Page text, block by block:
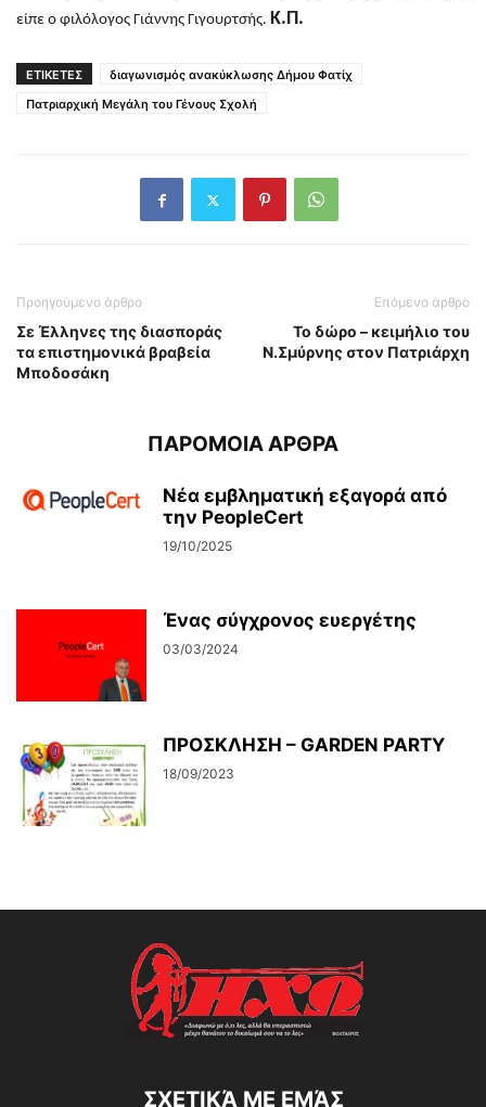
είπε ο φιλόλογος Γιάννης Γιγουρτσής. Κ.Π.
ΕΤΙΚΕΤΕΣ
διαγωνισμός ανακύκλωσης Δήμου Φατίχ
Πατριαρχική Μεγάλη του Γένους Σχολή
Προηγούμενο άρθρο
Σε Έλληνες της διασποράς
τα επιστημονικά βραβεία
Μποδοσάκη
Επόμενο άρθρο
Το δώρο – κειμήλιο του
Ν.Σμύρνης στον Πατριάρχη
ΠΑΡΟΜΟΙΑ ΑΡΘΡΑ
Νέα εμβληματική εξαγορά από
την PeopleCert
19/10/2025
Ένας σύγχρονος ευεργέτης
03/03/2024
ΠΡΟΣΚΛΗΣΗ – GARDEN PARTY
18/09/2023
ΣΧΕΤΙΚΆ ΜΕ ΕΜΆΣ